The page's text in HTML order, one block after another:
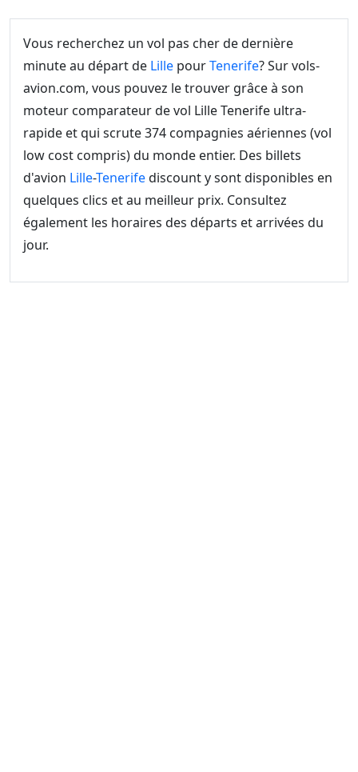
Vous recherchez un vol pas cher de dernière
minute au départ de Lille pourTenerife? Sur vols-
avion.com, vous pouvez le trouver grâce à son
moteur comparateur de vol Lille Tenerife ultra-
rapide et qui scrute 374 compagnies aériennes (vol
low cost compris) du monde entier. Des billets
d'avion Lille-Tenerifediscount y sont disponibles en
quelques clics et au meilleur prix. Consultez
également les horaires des départs et arrivées du
jour.